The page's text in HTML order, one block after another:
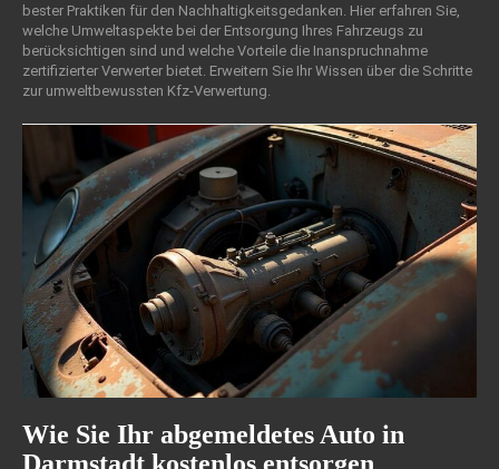
bester Praktiken für den Nachhaltigkeitsgedanken. Hier erfahren Sie,
welche Umweltaspekte bei der Entsorgung Ihres Fahrzeugs zu
berücksichtigen sind und welche Vorteile die Inanspruchnahme
zertifizierter Verwerter bietet. Erweitern Sie Ihr Wissen über die Schritte
zur umweltbewussten Kfz-Verwertung.
Wie Sie Ihr abgemeldetes Auto in
Darmstadt kostenlos entsorgen